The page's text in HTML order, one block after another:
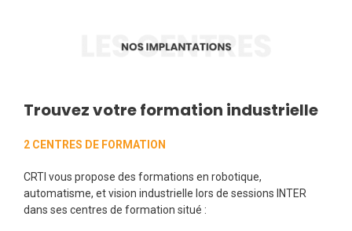
Trouvez votre formation industrielle
2 CENTRES DE FORMATION
CRTI vous propose des formations en robotique,
automatisme, et vision industrielle lors de sessions INTER
dans ses centres de formation situé :